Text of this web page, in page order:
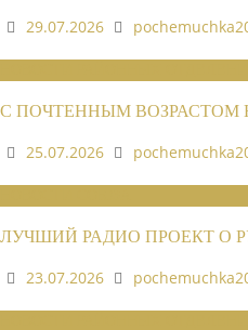
29.07.2026
С ПОЧТЕННЫМ ВОЗРАСТОМ
25.07.2026
ЛУЧШИЙ РАДИО ПРОЕКТ О
23.07.2026